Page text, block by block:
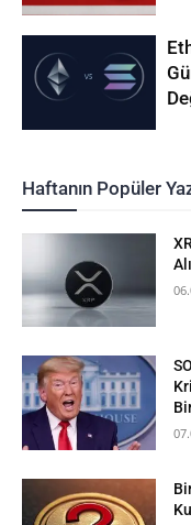
Haftanın Popüler